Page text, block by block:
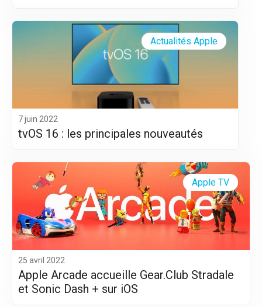
7 juin 2022
tvOS 16 : les principales nouveautés
Actualités Apple
25 avril 2022
Apple Arcade accueille Gear.Club Stradale
et Sonic Dash + sur iOS
Apple TV